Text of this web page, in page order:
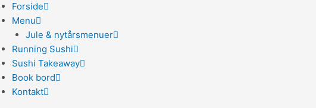
Forside
Menu
Jule & nytårsmenuer
Running Sushi
Sushi Takeaway
Book bord
Kontakt